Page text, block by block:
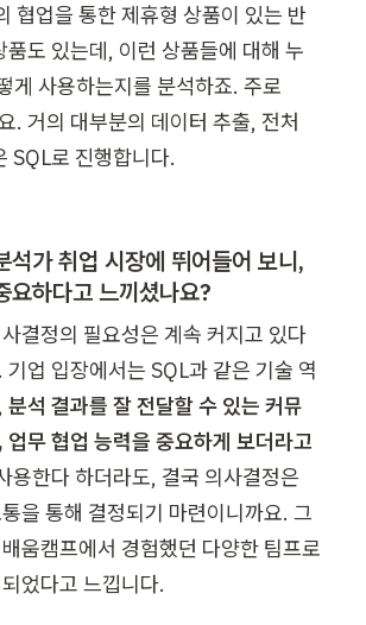
협업을 통한 제휴형 상품이 있는 반
품도 있는데, 이런 상품들에 대해 누
게 사용하는지를 분석하죠. 주로
. 거의 대부분의 데이터 추출, 전처
SQL로 진행합니다.
석가 취업 시장에 뛰어들어 보니,
요하다고 느끼셨나요?
결정의 필요성은 계속 커지고 있다
업 입장에서는 SQL과 같은 기술 역
분석 결과를 잘 전달할 수 있는 커뮤
업무 협업 능력을 중요하게 보더라고
용한다 하더라도, 결국 의사결정은
을 통해 결정되기 마련이니까요. 그
움캠프에서 경험했던 다양한 팀프로
었다고 느낍니다.